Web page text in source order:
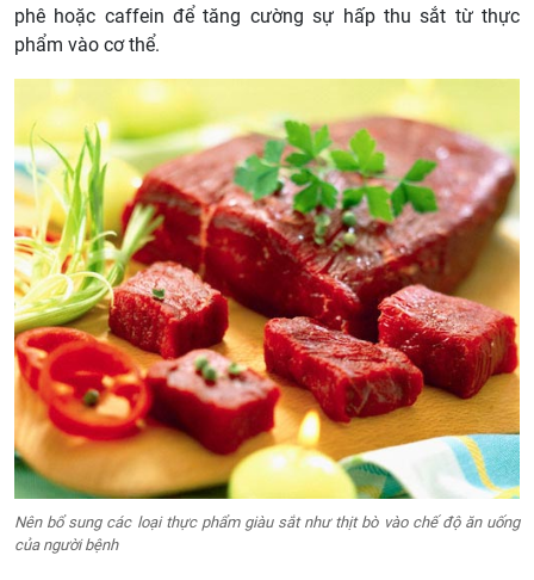
phê hoặc caffein để tăng cường sự hấp thu sắt từ thực
phẩm vào cơ thể.
Nên bổ sung các loại thực phẩm giàu sắt như thịt bò vào chế độ ăn uống
của người bệnh